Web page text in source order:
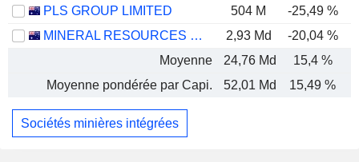
PLS GROUP LIMITED
504 M -25,49 %
MINERAL RESOURCES LIMITED
2,93 Md
-20,04 %
Moyenne
24,76 Md 15,4 %
Moyenne pondérée par Capi.
52,01 Md 15,49 %
Sociétés minières intégrées